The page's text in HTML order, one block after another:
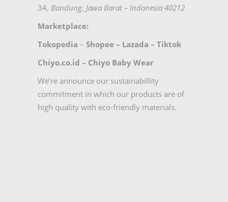
34, Bandung, Jawa Barat – Indonesia 40212
Marketplace:
Tokopedia – Shopee – Lazada – Tiktok
Chiyo.co.id – Chiyo Baby Wear
We’re announce our sustainabillity
commitment in which our products are of
high quality with eco-friendly materials.